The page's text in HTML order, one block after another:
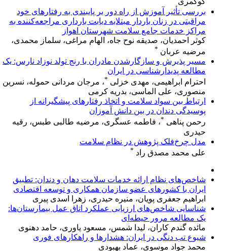
بررسی تأثیر آموزش از راه دور بر پایبندی به رفتارهای خود
مراقبتی در زنان باردار مبتلابه دیابت بارداری مراجعه‌کننده به
مراکز خدمات جامع سلامت شهرستان اهواز
کوثر احمدیان، صدیقه نوح جاه، الهام مراغی، سلماز محمدی،
مرضیه عربان
مسیر پذیرش و سازگارشدن مادران با رنج تولد نوزاد نارس: یک
مطالعه پدیدارشناسی در ایران
احترام ابراهیمی، مهدی خزلی
، مرجان مردانی حموله، نسرین
منصوری، علی الماسی، بدریه کرمی
ارتباط بین سواد سلامت و اتخاذ رفتارهای پیشگیرانه از
پوسیدگی دندان در بین دانش آموزان
رحمن پناهی
، فاطمه عسگری، مرضیه طالبی طبس، رقیه
حیدری
مدل چرخ‌فلک پژوهش در نظام سلامت
علی محمد مصدق راد
شاخص‌های نظام ارائه خدمات سلامت دهان و دندان: تطبیق
ایران با کشورهای عضو سازمان همکاری و توسعه اقتصادی
ابراهیم جعفری پویان، منیره حیدری، زهرا اسدی پیری
شناسایی شاخص‌های ارزیابی عملکرد اتاق عمل بیمارستان‌ها:
یک مطالعه مرور حیطه‌ای
مائده گندم کاران، لیدا شمس، مسعود یاوری، حامد دهنوی
شیوع تب دنگی در ایران: هشدارها و راهکارهای فوری
محمد جواد موسوی، عماد بهبودی